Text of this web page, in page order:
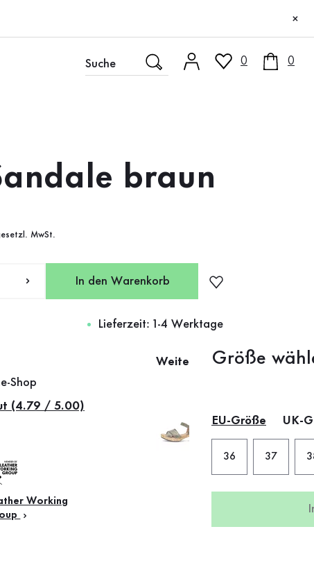
×
0 0
braun
MwSt.
In den Warenkorb
Lieferzeit: 1-4 Werktage
Weitere Farben
Größe
EU-Größe UK-
36 37
Shop
(4.79 / 5.00)
Working